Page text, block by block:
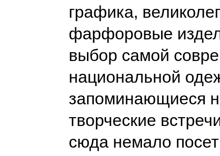
графика,
фарфоровые
выбор самой
национальной
запоминающиеся
творческие
сюда немало